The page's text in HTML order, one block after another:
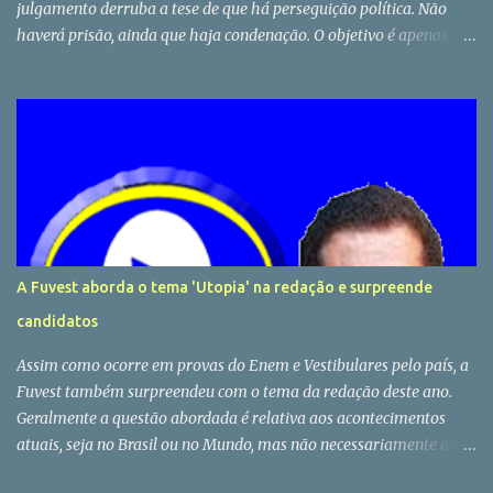
julgamento derruba a tese de que há perseguição política. Não
haverá prisão, ainda que haja condenação. O objetivo é apenas
A Fuvest aborda o tema 'Utopia' na redação e surpreende
candidatos
Assim como ocorre em provas do Enem e Vestibulares pelo país, a
Fuvest também surpreendeu com o tema da redação deste ano.
Geralmente a questão abordada é relativa aos acontecimentos
atuais, seja no Brasil ou no Mundo, mas não necessariamente as